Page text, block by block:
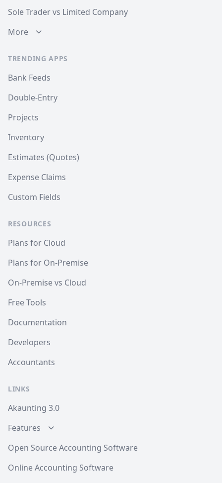
Sole Trader vs Limited Company
More
TRENDING APPS
Bank Feeds
Double-Entry
Projects
Inventory
Estimates (Quotes)
Expense Claims
Custom Fields
RESOURCES
Plans for Cloud
Plans for On-Premise
On-Premise vs Cloud
Free Tools
Documentation
Developers
Accountants
LINKS
Akaunting 3.0
Features
Open Source Accounting Software
Online Accounting Software